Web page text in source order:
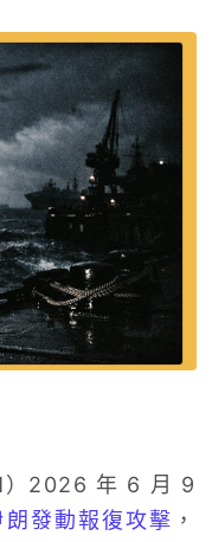
）2026 年 6 月 9
朗發動報復攻擊 ，